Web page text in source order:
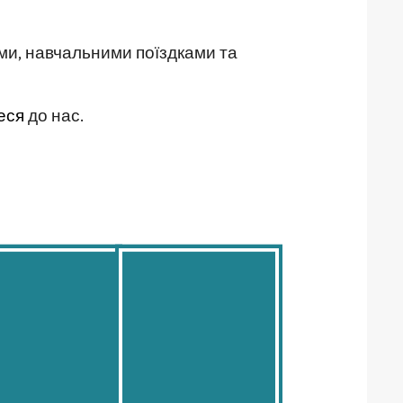
навчальними поїздками та
до нас.